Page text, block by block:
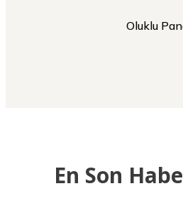
Oluklu
En Son